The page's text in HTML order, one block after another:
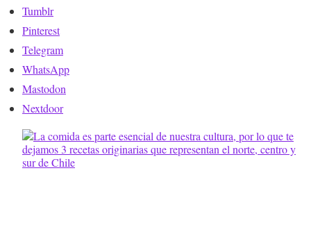
Tumblr
Pinterest
Telegram
WhatsApp
Mastodon
Nextdoor